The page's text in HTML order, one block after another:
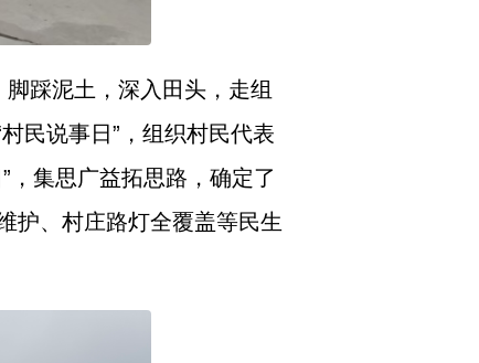
踩泥土，深入田头，走组
民说事日”，组织村民代表
，集思广益拓思路，确定了
护、村庄路灯全覆盖等民生